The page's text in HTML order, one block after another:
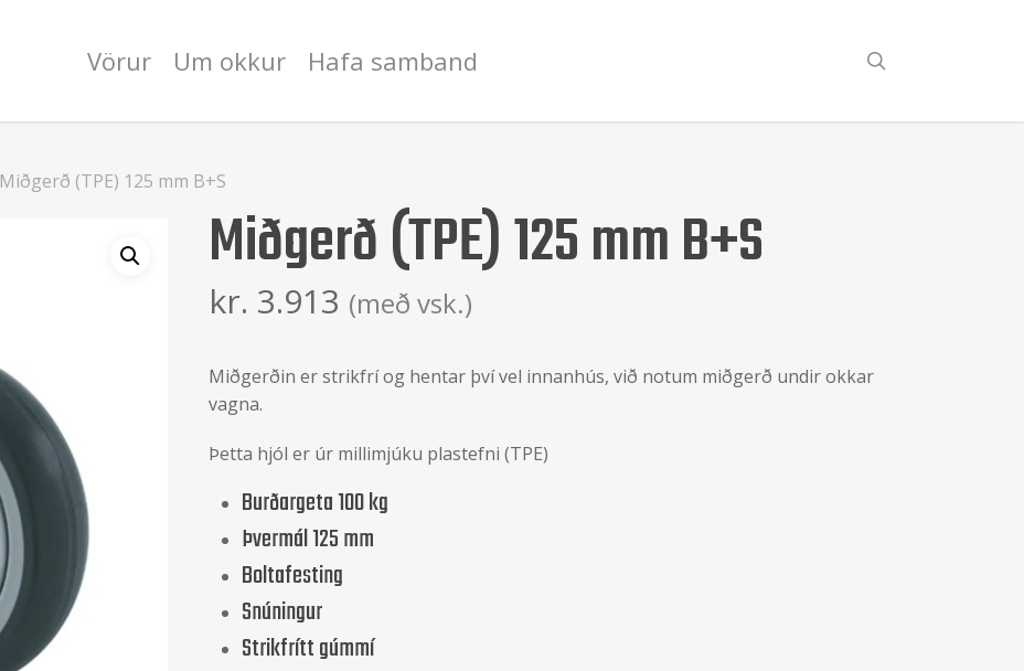
Vörur Um okkur Hafa samband
Miðgerð (TPE) 125 mm B+S
Miðgerð (TPE) 125 mm B+S
kr. 3.913 (með vsk.)
Miðgerðin er strikfrí og hentar því vel innanhús, við notum miðgerð undir okkar
vagna.
Þetta hjól er úr millimjúku plastefni (TPE)
Burðargeta 100 kg
Þvermál 125 mm
Boltafesting
Snúningur
Strikfrítt gúmmí